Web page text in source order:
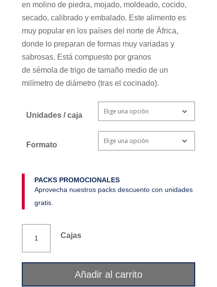
en molino de piedra, mojado, moldeado, cocido,
secado, calibrado y embalado. Este alimento es
muy popular en los países del norte de África,
donde lo preparan de formas muy variadas y
sabrosas. Está compuesto por granos
de sémola de trigo de tamaño medio de un
milímetro de diámetro (tras el cocinado).
Unidades / caja
Formato
PACKS PROMOCIONALES
Aprovecha nuestros packs descuento con unidades
gratis.
(sémola
Cajas
Añadir al carrito